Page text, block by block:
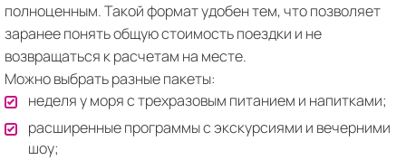
полноценным. Такой формат удобен тем, что позволяет
заранее понять общую стоимость поездки и не
возвращаться к расчетам на месте.
Можно выбрать разные пакеты:
неделя у моря с трехразовым питанием и напитками;
расширенные программы с экскурсиями и вечерними
шоу;